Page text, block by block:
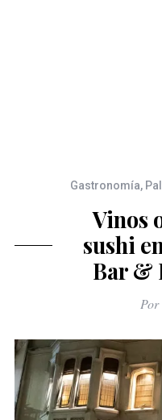
Gastronomía,
Vinos
sushi
Bar &
Por